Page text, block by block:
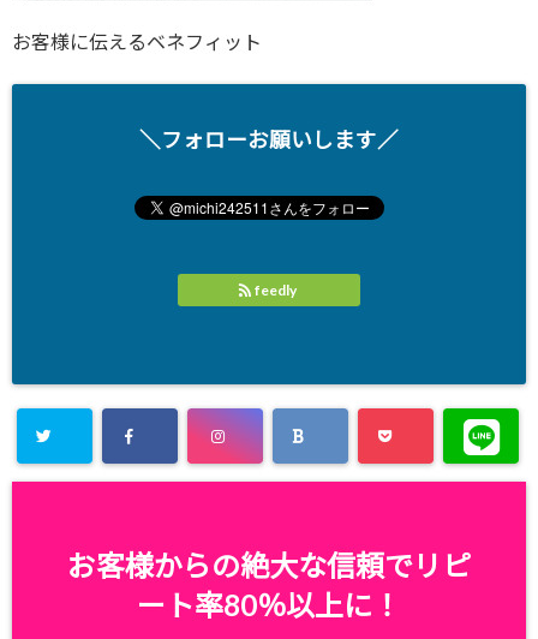
お客様に伝えるベネフィット
＼フォローお願いします／
feedly
お客様からの絶大な信頼でリピ
ート率80％以上に！